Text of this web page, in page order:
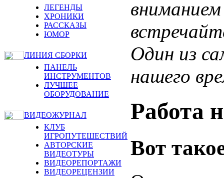
ЛЕГЕНДЫ
ХРОНИКИ
РАССКАЗЫ
ЮМОР
ЛИНИЯ СБОРКИ
ПАНЕЛЬ
ИНСТРУМЕНТОВ
ЛУЧШЕЕ
ОБОРУДОВАНИЕ
ВИДЕОЖУРНАЛ
КЛУБ
ИГРОПУТЕШЕСТВИЙ
АВТОРСКИЕ
ВИДЕОТУРЫ
ВИДЕОРЕПОРТАЖИ
ВИДЕОРЕЦЕНЗИИ
Один из
нашего
Работа
Вот